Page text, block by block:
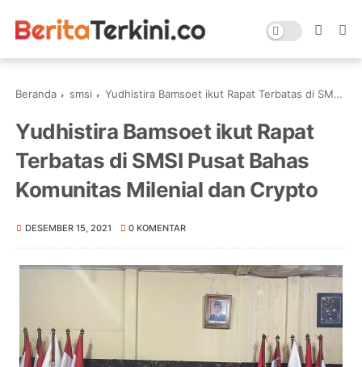
Beranda smsi Yudhistira Bamsoet ikut Rapat Terbatas di SMSI Pusat Bahas Komunitas Milenial dan Crypto
Yudhistira Bamsoet ikut Rapat
Terbatas di SMSI Pusat Bahas
Komunitas Milenial dan Crypto
DESEMBER 15, 2021 0 KOMENTAR